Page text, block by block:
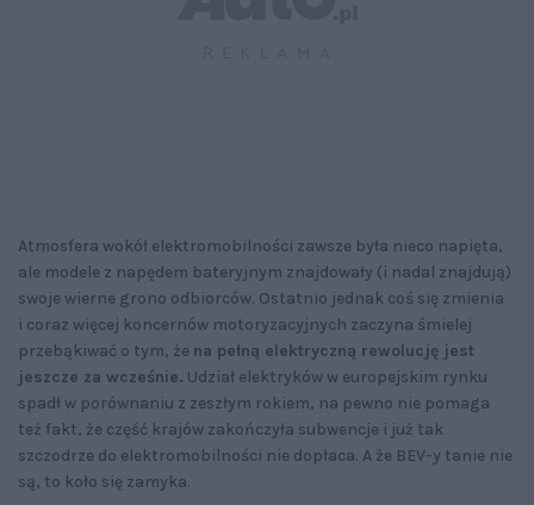
Atmosfera wokół elektromobilności zawsze była nieco napięta,
ale modele z napędem bateryjnym znajdowały (i nadal znajdują)
swoje wierne grono odbiorców. Ostatnio jednak coś się zmienia
i coraz więcej koncernów motoryzacyjnych zaczyna śmielej
przebąkiwać o tym, że na pełną elektryczną rewolucję jest
jeszcze za wcześnie. Udział elektryków w europejskim rynku
spadł w porównaniu z zeszłym rokiem, na pewno nie pomaga
też fakt, że część krajów zakończyła subwencje i już tak
szczodrze do elektromobilności nie dopłaca. A że BEV-y tanie nie
są, to koło się zamyka.